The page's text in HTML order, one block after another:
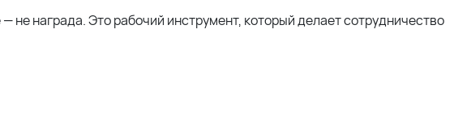
не награда. Это рабочий инструмент, который делает сотрудничество